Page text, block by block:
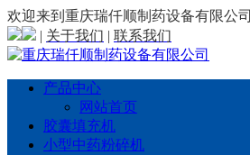
欢迎来到重庆瑞仟顺制药设备有限公司
| 关于我们 | 联系我们
产品中心
网站首页
胶囊填充机
小型中药粉碎机